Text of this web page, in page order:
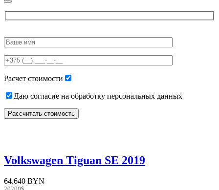
leave
field
empty.
Расчет стоимости
Даю согласие на обработку персональных данных
Volkswagen Tiguan SE 2019
64.640 BYN